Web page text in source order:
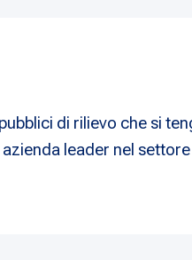
di rilievo che si
azienda leader nel